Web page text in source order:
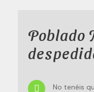
Poblado
No tenéis